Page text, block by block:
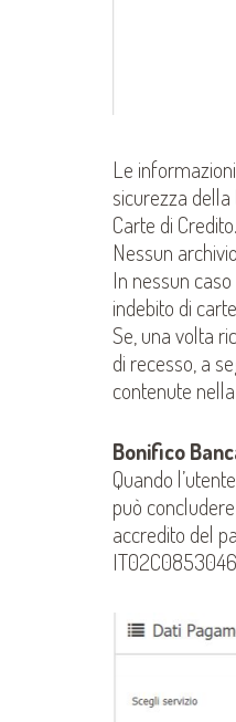
Le
sicurezza
Carte di Credito.
Nessun
In nessun
indebito di
Se, una volta
di recesso, a
contenute
Bonifico
Quando
può
accredito del